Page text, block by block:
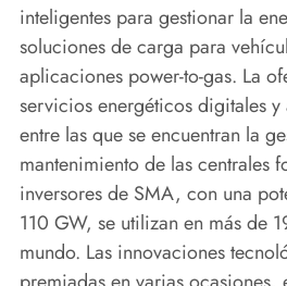
inteligentes para gestionar la
soluciones de carga para
aplicaciones power-to-gas. La
servicios energéticos digitales
entre las que se encuentran la
mantenimiento de las centrales
inversores de SMA, con una
110 GW, se utilizan en más de
mundo. Las innovaciones